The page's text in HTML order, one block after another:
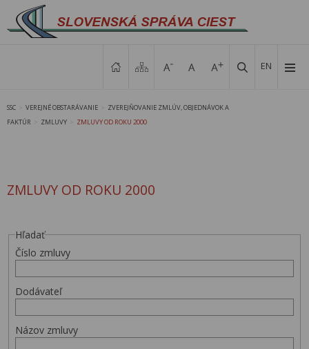
EN
SSC VEREJNÉ OBSTARÁVANIE
ZVEREJŇOVANIE ZMLÚV, OBJEDNÁVOK A
FAKTÚR
ZMLUVY ZMLUVY OD ROKU 2000
ZMLUVY OD ROKU 2000
Hľadať
Číslo zmluvy
Dodávateľ
Názov zmluvy